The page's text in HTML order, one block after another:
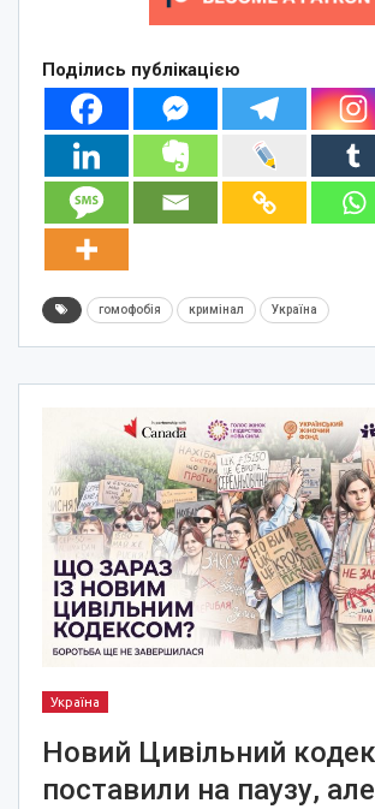
Поділись публікацією
гомофобія кримінал Україна
Україна
Новий Цивільний
поставили на паузу,